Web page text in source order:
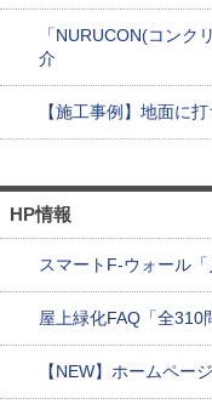
「NURUCON(コンク
介
【施工事例】地面に
HP情報
スマートF-ウォール
屋上緑化FAQ「全310
【NEW】ホームペー